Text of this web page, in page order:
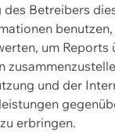
Betreibers
um Reports
und der
erbringen.